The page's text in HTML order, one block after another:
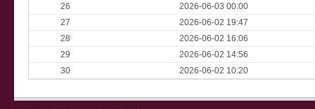
26
2026-06-03 00:00
27
2026-06-02 19:47
28
2026-06-02 16:06
29
2026-06-02 14:56
30
2026-06-02 10:20